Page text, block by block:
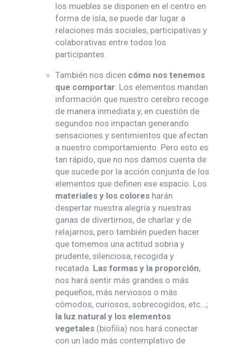
los muebles se disponen en el centro en
forma de isla, se puede dar lugar a
relaciones más sociales, participativas y
colaborativas entre todos los
participantes.
También nos dicen cómo nos tenemos
que comportar . Los elementos mandan
información que nuestro cerebro recoge
de manera inmediata y, en cuestión de
segundos nos impactan generando
sensaciones y sentimientos que afectan
a nuestro comportamiento. Pero esto es
tan rápido, que no nos damos cuenta de
que sucede por la acción conjunta de los
elementos que definen ese espacio. Los
materiales y los colores harán
despertar nuestra alegría y nuestras
ganas de divertirnos, de charlar y de
relajarnos, pero también pueden hacer
que tomemos una actitud sobria y
prudente, silenciosa, recogida y
recatada. Las formas y la proporción,
nos hará sentir más grandes o más
pequeños, más nerviosos o más
cómodos, curiosos, sobrecogidos, etc…;
la luz natural y los elementos
vegetales (biofilia) nos hará conectar
con un lado más contemplativo de